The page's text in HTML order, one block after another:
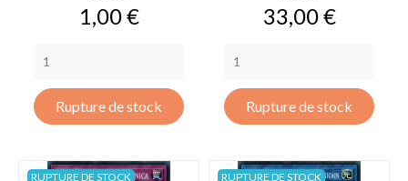
Prix
1,00 €
Rupture de stock
Prix
33,00 €
Rupture de stock
RUPTURE DE STOCK RUPTURE DE STOCK